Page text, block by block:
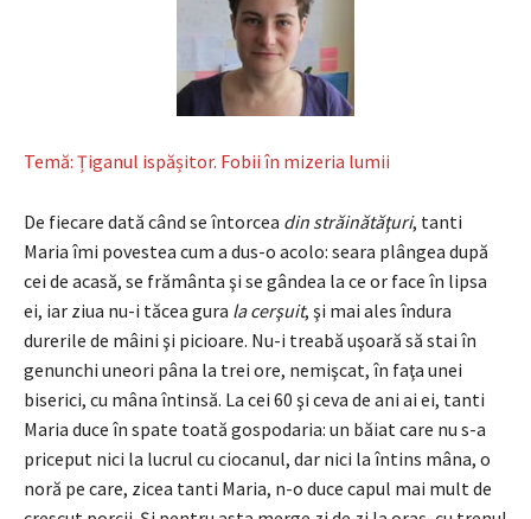
Temă: Țiganul ispășitor. Fobii în mizeria lumii
De fiecare dată când se întorcea din străinătăţuri, tanti
Maria îmi povestea cum a dus-o acolo: seara plângea după
cei de acasă, se frământa şi se gândea la ce or face în lipsa
ei, iar ziua nu-i tăcea gura la cerşuit, şi mai ales îndura
durerile de mâini şi picioare. Nu-i treabă uşoară să stai în
genunchi uneori pâna la trei ore, nemişcat, în faţa unei
biserici, cu mâna întinsă. La cei 60 şi ceva de ani ai ei, tanti
Maria duce în spate toată gospodaria: un băiat care nu s-a
priceput nici la lucrul cu ciocanul, dar nici la întins mâna, o
noră pe care, zicea tanti Maria, n-o duce capul mai mult de